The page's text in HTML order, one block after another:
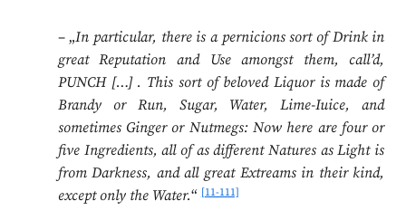
– „In particular, there is a pernicions sort of Drink in
great Reputation and Use amongst them, call’d,
PUNCH […] . This sort of beloved Liquor is made of
Brandy or Run, Sugar, Water, Lime-Iuice, and
sometimes Ginger or Nutmegs: Now here are four or
five Ingredients, all of as different Natures as Light is
from Darkness, and all great Extreams in their kind,
except only the Water.“[11-111]